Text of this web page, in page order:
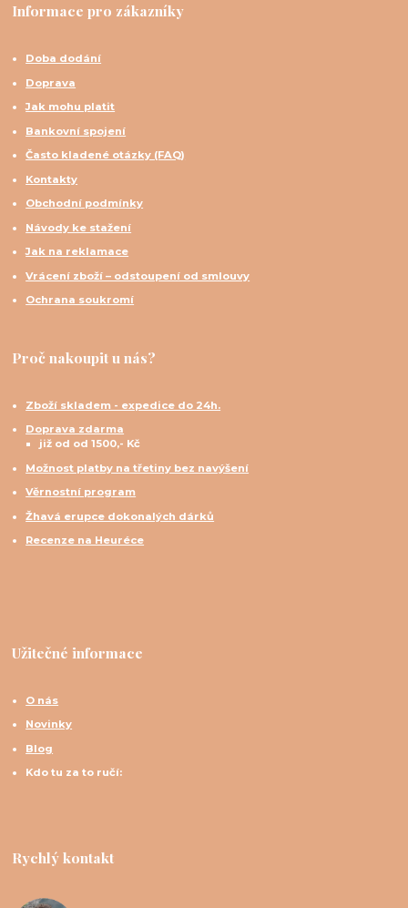
Informace pro zákazníky
Doba dodání
Doprava
Jak mohu platit
Bankovní spojení
Často kladené otázky (FAQ)
Kontakty
Obchodní podmínky
Návody ke stažení
Jak na reklamace
Vrácení zboží – odstoupení od smlouvy
Ochrana soukromí
Proč nakoupit u nás?
Zboží skladem - expedice do 24h.
Doprava zdarma
již od od 1500,- Kč
Možnost platby na třetiny bez navýšení
Věrnostní program
Žhavá erupce dokonalých dárků
Recenze na Heuréce
Užitečné informace
O nás
Novinky
Blog
Kdo tu za to ručí:
Rychlý kontakt